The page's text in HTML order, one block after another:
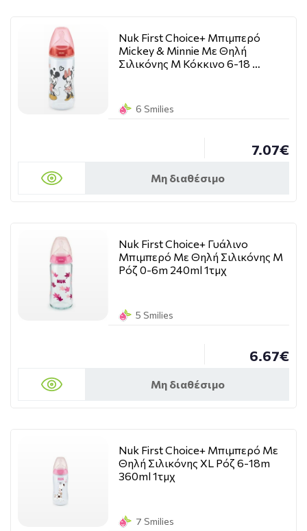
Nuk First Choice+ Μπιμπερό
Mickey & Minnie Με Θηλή
Σιλικόνης M Κόκκινο 6-18 …
6 Smilies
7.07€
Μη διαθέσιμο
Nuk First Choice+ Γυάλινο
Μπιμπερό Με Θηλή Σιλικόνης M
Ρόζ 0-6m 240ml 1τμχ
5 Smilies
6.67€
Μη διαθέσιμο
Nuk First Choice+ Μπιμπερό Με
Θηλή Σιλικόνης XL Ρόζ 6-18m
360ml 1τμχ
7 Smilies